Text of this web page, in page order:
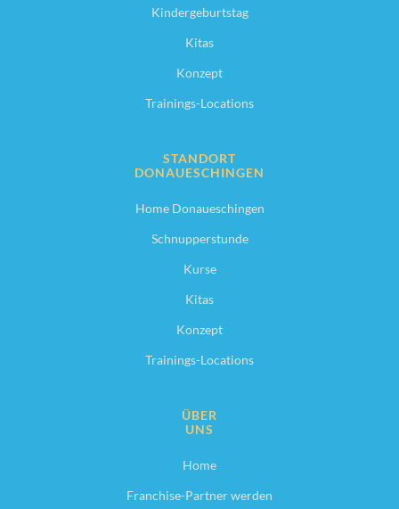
Kindergeburtstag
Kitas
Konzept
Trainings-Locations
STANDORT
DONAUESCHINGEN
Home Donaueschingen
Schnupperstunde
Kurse
Kitas
Konzept
Trainings-Locations
ÜBER
UNS
Home
Franchise-Partner werden